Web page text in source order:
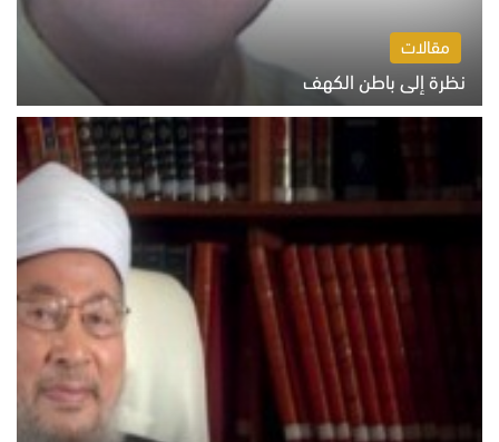
مقالات
نظرة إلى باطن الكهف
السبت 8 أغسطس 2026 11:04 ص